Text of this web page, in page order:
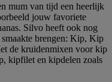
mum van tijd een heerlijk
jouw favoriete
Silvo heeft ook nog
brengen: Kip, Kip
de kruidenmixen voor kip
kipfilet en kipdelen zoals